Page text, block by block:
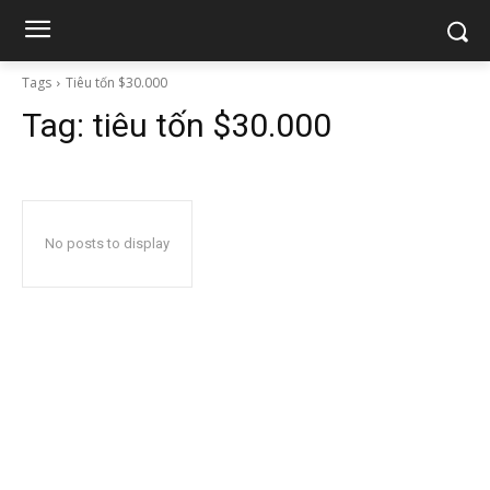
Tags Tiêu tốn $30.000
Tag: tiêu tốn $30.000
No posts to display